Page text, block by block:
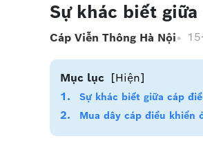
Sự khác biết
Cáp Viễn Thông Hà Nội
Mục lục [Hiện]
Sự khác biết giữa cáp
Mua dây cáp điều khiển